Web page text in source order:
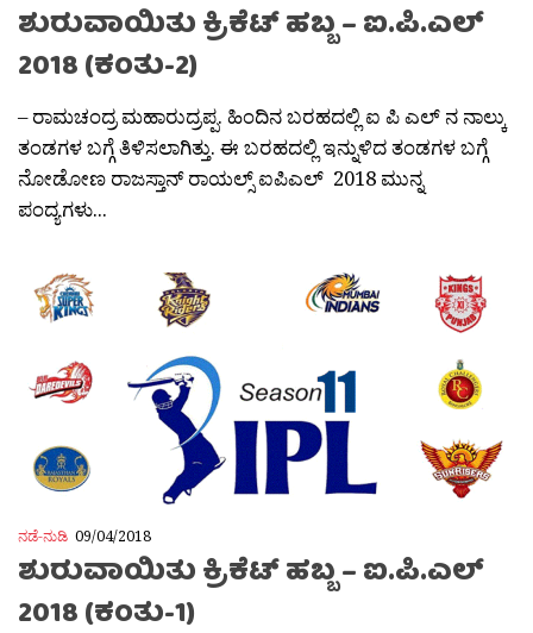
ಶುರುವಾಯಿತು ಕ್ರಿಕೆಟ್ ಹಬ್ಬ – ಐ.ಪಿ.ಎಲ್
2018 (ಕಂತು-2)
– ರಾಮಚಂದ್ರ ಮಹಾರುದ್ರಪ್ಪ. ಹಿಂದಿನ ಬರಹದಲ್ಲಿ ಐ ಪಿ ಎಲ್ ನ ನಾಲ್ಕು
ತಂಡಗಳ ಬಗ್ಗೆ ತಿಳಿಸಲಾಗಿತ್ತು. ಈ ಬರಹದಲ್ಲಿ ಇನ್ನುಳಿದ ತಂಡಗಳ ಬಗ್ಗೆ
ನೋಡೋಣ ರಾಜಸ್ತಾನ್ ರಾಯಲ್ಸ್ ಐಪಿಎಲ್ 2018 ಮುನ್ನ
ಪಂದ್ಯಗಳು...
ನಡೆ-ನುಡಿ 09/04/2018
ಶುರುವಾಯಿತು ಕ್ರಿಕೆಟ್ ಹಬ್ಬ – ಐ.ಪಿ.ಎಲ್
2018 (ಕಂತು-1)